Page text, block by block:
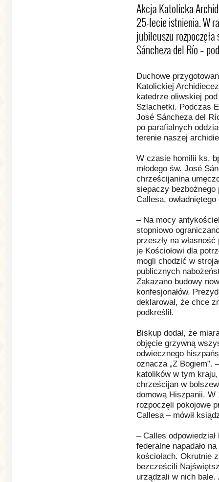
Akcja Katolicka
25-lecie istnienia. W
jubileuszu
Sáncheza del Río –
Duchowe
Katolickiej
katedrze oliwskiej
Szlachetki. Podczas
José Sáncheza del
po parafialnych
terenie naszej
W czasie homilii ks.
młodego św. José
chrześcijanina
siepaczy
Callesa,
– Na mocy
stopniowo
przeszły na
je Kościołowi dla
mogli chodzić w
publicznych
Zakazano budowy
konfesjonałów.
deklarował, że chce
podkreślił.
Biskup dodał, że
objęcie grzywną
odwiecznego
oznacza „Z Bogiem”.
katolików w tym
chrześcijan w
domową Hiszpanii.
rozpoczęli pokojowe
Callesa – mówił
– Calles
federalne napadało
kościołach. Okrutnie
bezcześcili
urządzali w nich